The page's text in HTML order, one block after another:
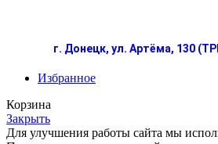
г. Донецк, ул. Артёма, 130
Избранное
Корзина
Закрыть
Для улучшения работы сайта мы